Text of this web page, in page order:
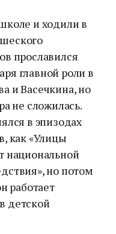
и ходили в
прославился
главной роли в
и Васечкина, но
не сложилась.
в эпизодах
как «Улицы
национальной
но потом
работает
детской